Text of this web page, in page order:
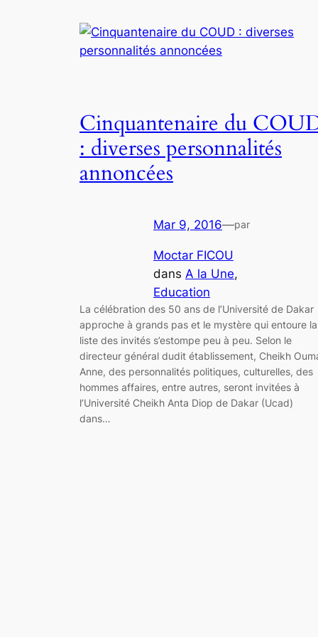
Cinquantenaire du
: diverses personnalités
annoncées
Mar 9, 2016—par
Moctar FICOU
dans A la Une
Education
La célébration des 50 ans de l’Université de Dakar
approche à grands pas et le mystère qui entoure la
liste des invités s’estompe peu à peu. Selon le
directeur général dudit établissement, Cheikh
Anne, des personnalités politiques, culturelles, des
hommes affaires, entre autres, seront invitées à
l’Université Cheikh Anta Diop de Dakar (Ucad)
dans…